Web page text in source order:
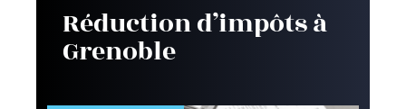
Réduction d’impôts à
Grenoble